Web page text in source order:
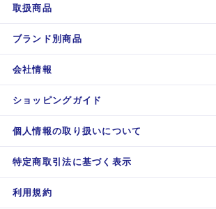
取扱商品
ブランド別商品
会社情報
ショッピングガイド
個人情報の取り扱いについて
特定商取引法に基づく表示
利用規約